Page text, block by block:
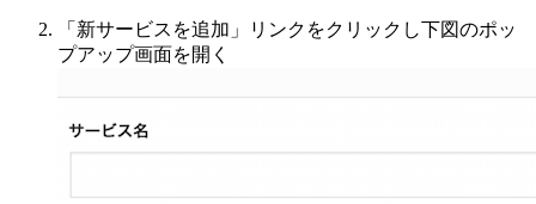
「新サービスを追加」リンクをクリックし下図のポッ
プアップ画面を開く